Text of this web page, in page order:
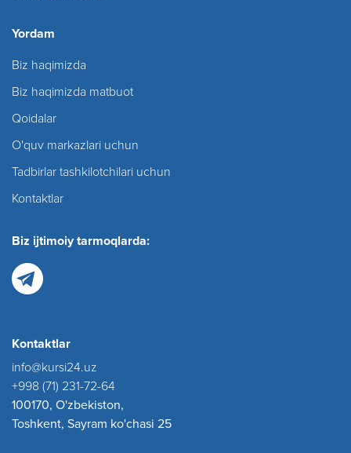
Yordam
Biz haqimizda
Biz haqimizda matbuot
Qoidalar
O'quv markazlari uchun
Tadbirlar tashkilotchilari uchun
Kontaktlar
Biz ijtimoiy tarmoqlarda:
Kontaktlar
info@kursi24.uz
+998 (71) 231-72-64
100170, O'zbekiston,
Toshkent, Sayram ko'chasi 25